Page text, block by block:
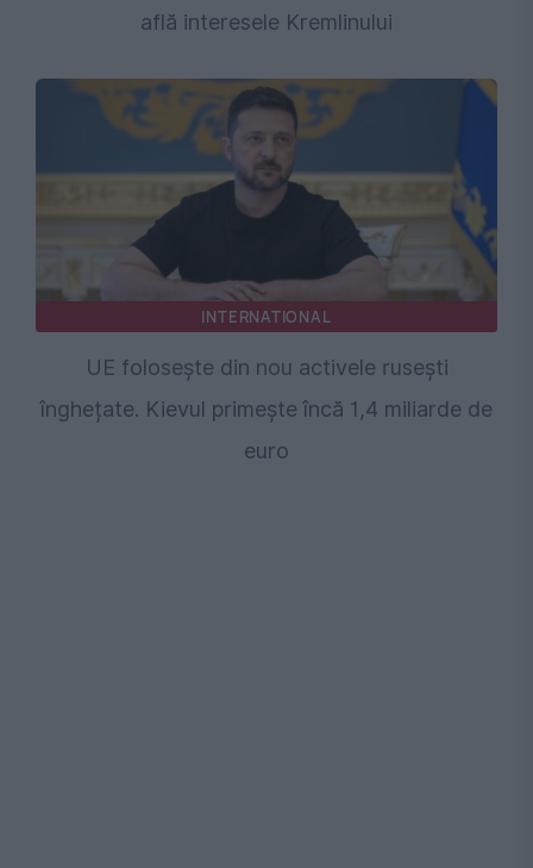
află interesele Kremlinului
INTERNATIONAL
UE folosește din nou activele rusești
înghețate. Kievul primește încă 1,4 miliarde de
euro